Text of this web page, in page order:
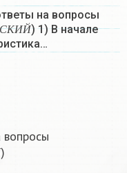
на вопросы
СКИЙ
СКИЙ) 1) В начале
вопросы
)